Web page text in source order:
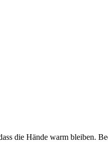
die Hände warm bleiben.